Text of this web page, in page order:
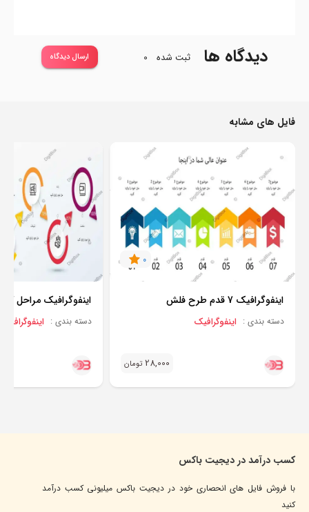
دیدگاه ها ثبت شده 0 ارسال دیدگاه
فایل های مشابه
0
اینفوگرافیک 7 قدم طرح فلش
دسته بندی : اینفوگرافیک
28,000 تومان
اینفوگرافیک مراحل
دسته بندی : اینفوگرافیک
کسب درآمد در دیجیت باکس
با فروش فایل های انحصاری خود در دیجیت باکس میلیونی کسب درآمد
کنید